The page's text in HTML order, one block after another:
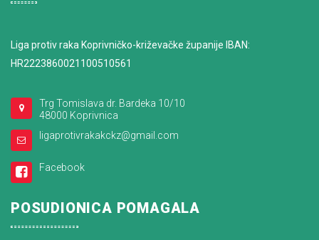
Liga protiv raka Koprivničko-križevačke županije IBAN:
HR2223860021100510561
Trg Tomislava dr. Bardeka 10/10
48000 Koprivnica
ligaprotivrakakckz@gmail.com
Facebook
POSUDIONICA POMAGALA